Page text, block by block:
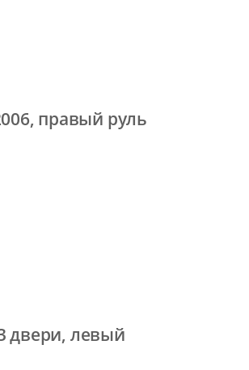
правый руль
двери, левый